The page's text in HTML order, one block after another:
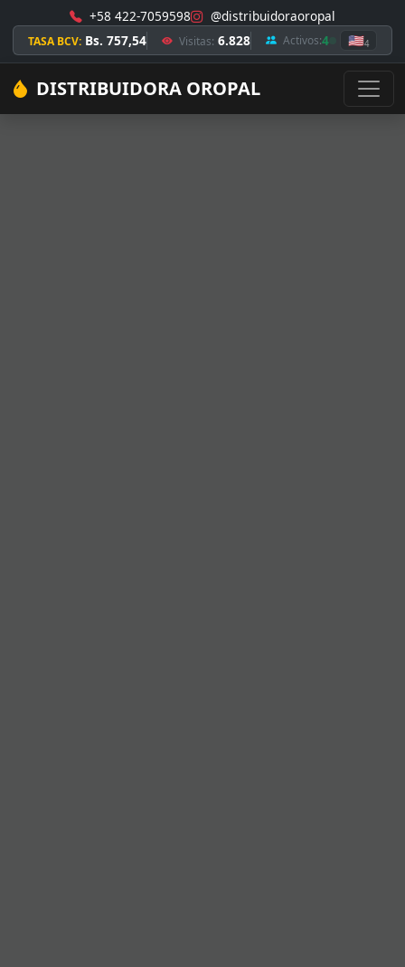
+58 422-7059598 @distribuidoraoropal
TASA BCV: Bs. 757,54 Visitas: 6.828 Activos:4 🇺🇸4
DISTRIBUIDORA OROPAL